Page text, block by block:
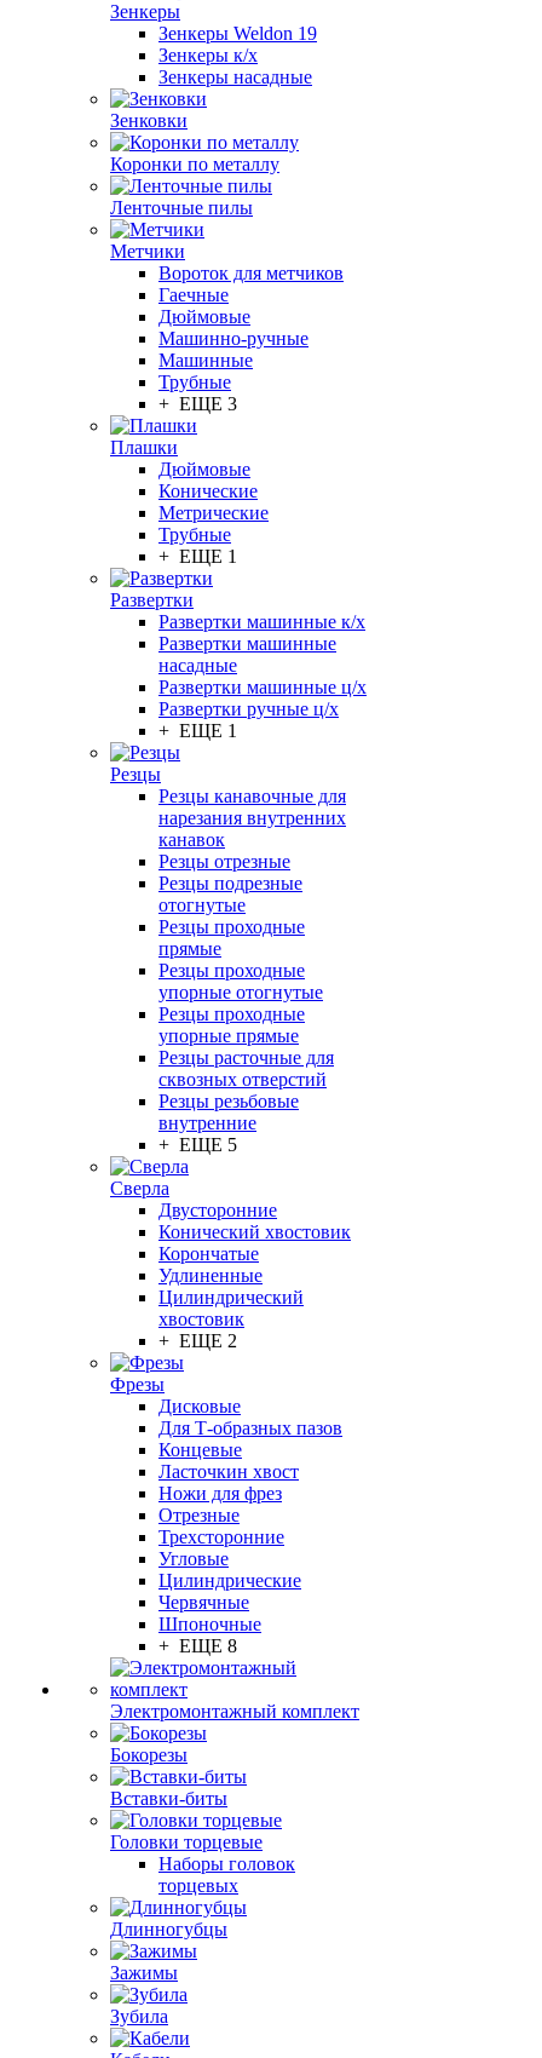
Зенкеры
Зенкеры Weldon 19
Зенкеры к/х
Зенкеры насадные
Зенковки
Коронки по металлу
Ленточные пилы
Метчики
Вороток для метчиков
Гаечные
Дюймовые
Машинно-ручные
Машинные
Трубные
+ ЕЩЕ 3
Плашки
Дюймовые
Конические
Метрические
Трубные
+ ЕЩЕ 1
Развертки
Развертки машинные к/х
Развертки машинные
насадные
Развертки машинные ц/х
Развертки ручные ц/х
+ ЕЩЕ 1
Резцы
Резцы канавочные для
нарезания внутренних
канавок
Резцы отрезные
Резцы подрезные
отогнутые
Резцы проходные
прямые
Резцы проходные
упорные отогнутые
Резцы проходные
упорные прямые
Резцы расточные для
сквозных отверстий
Резцы резьбовые
внутренние
+ ЕЩЕ 5
Сверла
Двусторонние
Конический хвостовик
Корончатые
Удлиненные
Цилиндрический
хвостовик
+ ЕЩЕ 2
Фрезы
Дисковые
Для Т-образных пазов
Концевые
Ласточкин хвост
Ножи для фрез
Отрезные
Трехсторонние
Угловые
Цилиндрические
Червячные
Шпоночные
+ ЕЩЕ 8
Электромонтажный комплект
Бокорезы
Вставки-биты
Головки торцевые
Наборы головок
торцевых
Длинногубцы
Зажимы
Зубила